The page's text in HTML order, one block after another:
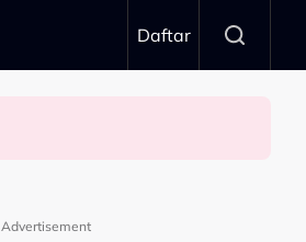
Daftar
Advertisement